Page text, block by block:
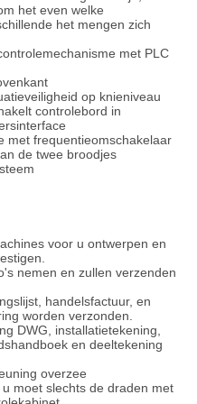
het even welke
het mengen zich
met PLC
op knieniveau
controlebord in
met frequentieomschakelaar
de twee broodjes
voor u ontwerpen en
nemen en zullen verzenden
handelsfactuur, en
worden verzonden.
DWG, installatietekening,
en deeltekening
overzee
moet slechts de draden met